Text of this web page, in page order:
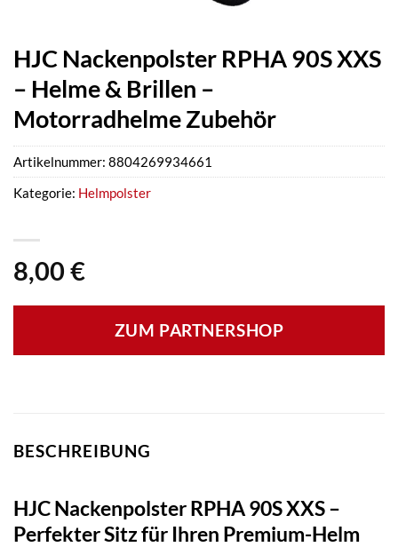
HJC Nackenpolster RPHA 90S XXS
– Helme & Brillen –
Motorradhelme Zubehör
8,00 €
ZUM PARTNERSHOP
Artikelnummer: 8804269934661
Kategorie: Helmpolster
BESCHREIBUNG
HJC Nackenpolster RPHA 90S XXS –
Perfekter Sitz für Ihren Premium-Helm